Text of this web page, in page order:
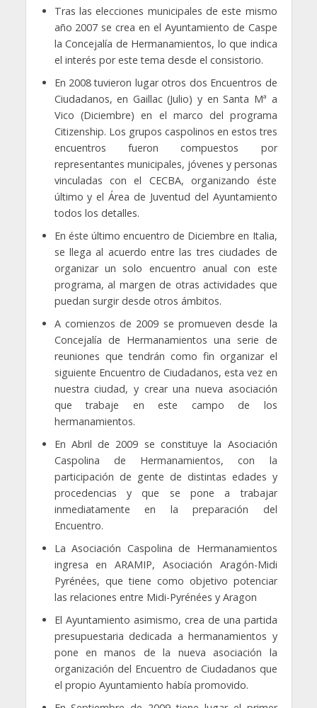
Tras las elecciones municipales de este mismo
año 2007 se crea en el Ayuntamiento de Caspe
la Concejalía de Hermanamientos, lo que indica
el interés por este tema desde el consistorio.
En 2008 tuvieron lugar otros dos Encuentros de
Ciudadanos, en Gaillac (Julio) y en Santa Mª a
Vico (Diciembre) en el marco del programa
Citizenship. Los grupos caspolinos en estos tres
encuentros fueron compuestos por
representantes municipales, jóvenes y personas
vinculadas con el CECBA, organizando éste
último y el Área de Juventud del Ayuntamiento
todos los detalles.
En éste último encuentro de Diciembre en Italia,
se llega al acuerdo entre las tres ciudades de
organizar un solo encuentro anual con este
programa, al margen de otras actividades que
puedan surgir desde otros ámbitos.
A comienzos de 2009 se promueven desde la
Concejalía de Hermanamientos una serie de
reuniones que tendrán como fin organizar el
siguiente Encuentro de Ciudadanos, esta vez en
nuestra ciudad, y crear una nueva asociación
que trabaje en este campo de los
hermanamientos.
En Abril de 2009 se constituye la Asociación
Caspolina de Hermanamientos, con la
participación de gente de distintas edades y
procedencias y que se pone a trabajar
inmediatamente en la preparación del
Encuentro.
La Asociación Caspolina de Hermanamientos
ingresa en ARAMIP, Asociación Aragón-Midi
Pyrénées, que tiene como objetivo potenciar
las relaciones entre Midi-Pyrénées y Aragon
El Ayuntamiento asimismo, crea de una partida
presupuestaria dedicada a hermanamientos y
pone en manos de la nueva asociación la
organización del Encuentro de Ciudadanos que
el propio Ayuntamiento había promovido.